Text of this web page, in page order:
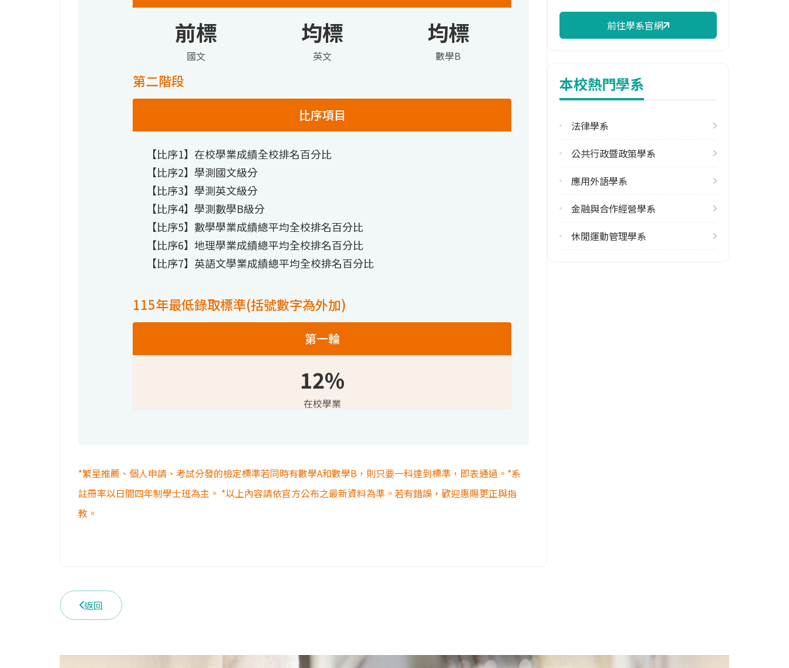
前標
國文
均標
英文
均標
數學B
第二階段
比序項目
【比序1】在校學業成績全校排名百分比
【比序2】學測國文級分
【比序3】學測英文級分
【比序4】學測數學B級分
【比序5】數學學業成績總平均全校排名百分比
【比序6】地理學業成績總平均全校排名百分比
【比序7】英語文學業成績總平均全校排名百分比
115年最低錄取標準(括號數字為外加)
第一輪
12%
在校學業
*繁星推薦、個人申請、考試分發的檢定標準若同時有數學A和數學B，則只要一科達到標準，即表通過。*系
註冊率以日間四年制學士班為主。 *以上內容請依官方公布之最新資料為準。若有錯誤，歡迎惠賜更正與指
教。
114年註冊率
8
113學年度下學期
113學年度上學期
48
雙主修人數
前往學系官網
本校熱門學系
法律學系
公共行政暨政策學系
應用外語學系
金融與合作經營學系
休閒運動管理學系
返回